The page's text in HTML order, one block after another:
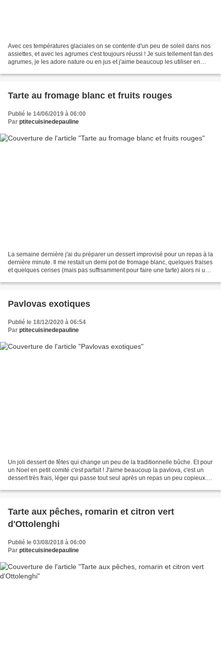
Avec ces températures glaciales on se contente d'un peu de soleil dans nos
assiettes, et avec les agrumes c'est toujours réussi ! Je suis tellement fan des
agrumes, je les adore nature ou en jus et j'aime beaucoup les utiliser en
Tarte au fromage blanc et fruits rouges
Publié le 14/06/2019 à 06:00
Par ptitecuisinedepauline
La semaine dernière j'ai du préparer un dessert improvisé pour un repas à la
dernière minute. Il me restait un demi pot de fromage blanc, quelques fraises
et quelques cerises (mais pas suffisamment pour faire une tarte) alors ni une
Pavlovas exotiques
Publié le 18/12/2020 à 06:54
Par ptitecuisinedepauline
Un joli dessert de fêtes qui change un peu de la traditionnelle bûche. Et pour
un Noel en petit comité c'est parfait ! J'aime beaucoup la pavlova, c'est un
dessert très frais, léger qui passe tout seul après un repas un peu copieux.
Tarte aux pêches, romarin et citron vert
d'Ottolenghi
Publié le 03/08/2018 à 06:00
Par ptitecuisinedepauline